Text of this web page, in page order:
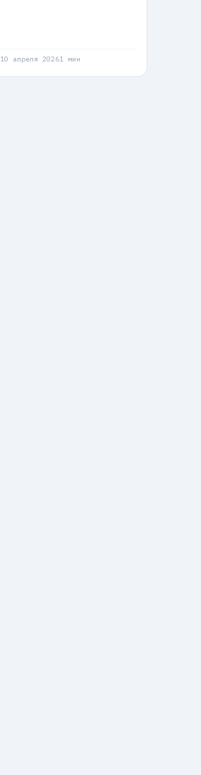
10 апреля 20261 мин